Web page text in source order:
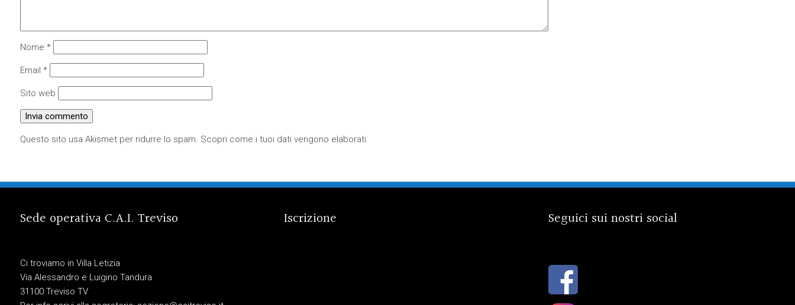
Nome *
Email *
Sito web
Questo sito usa Akismet per ridurre lo spam. Scopri come i tuoi dati vengono elaborati.
Sede operativa C.A.I. Treviso
Ci troviamo in Villa Letizia
Via Alessandro e Luigino Tandura
31100 Treviso TV
Iscrizione Seguici sui nostri social